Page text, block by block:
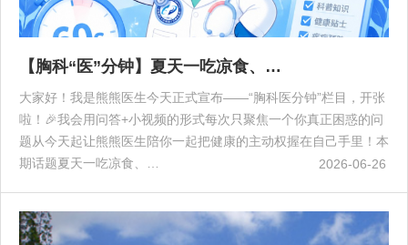
2026-06-26
【胸科“医”分钟】夏天一吃凉食、…
大家好！我是熊熊医生今天正式宣布——“胸科医分钟”栏目，开张
啦！🎉我会用问答+小视频的形式每次只聚焦一个你真正困惑的问
题从今天起让熊熊医生陪你一起把健康的主动权握在自己手里！本
期话题夏天一吃凉食、…